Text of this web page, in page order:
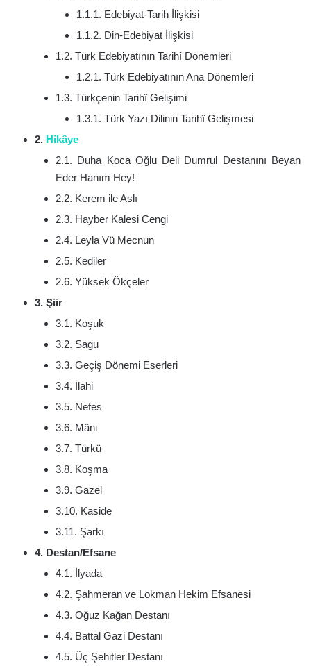
1.1.1. Edebiyat-Tarih İlişkisi
1.1.2. Din-Edebiyat İlişkisi
1.2. Türk Edebiyatının Tarihî Dönemleri
1.2.1. Türk Edebiyatının Ana Dönemleri
1.3. Türkçenin Tarihî Gelişimi
1.3.1. Türk Yazı Dilinin Tarihî Gelişmesi
2. Hikâye
2.1. Duha Koca Oğlu Deli Dumrul Destanını Beyan
Eder Hanım Hey!
2.2. Kerem ile Aslı
2.3. Hayber Kalesi Cengi
2.4. Leyla Vü Mecnun
2.5. Kediler
2.6. Yüksek Ökçeler
3. Şiir
3.1. Koşuk
3.2. Sagu
3.3. Geçiş Dönemi Eserleri
3.4. İlahi
3.5. Nefes
3.6. Mâni
3.7. Türkü
3.8. Koşma
3.9. Gazel
3.10. Kaside
3.11. Şarkı
4. Destan/Efsane
4.1. İlyada
4.2. Şahmeran ve Lokman Hekim Efsanesi
4.3. Oğuz Kağan Destanı
4.4. Battal Gazi Destanı
4.5. Üç Şehitler Destanı